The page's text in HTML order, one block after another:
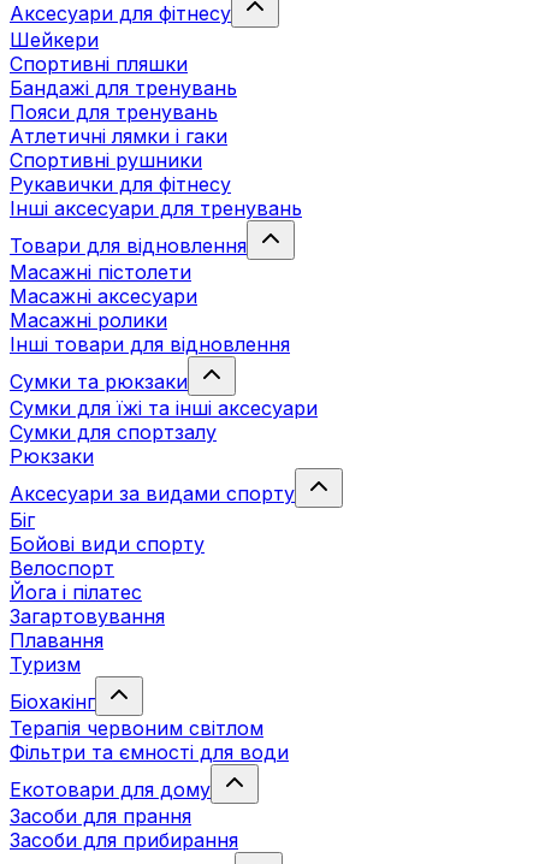
Аксесуари для фітнесу
Шейкери
Спортивні пляшки
Бандажі для тренувань
Пояси для тренувань
Атлетичні лямки і гаки
Спортивні рушники
Рукавички для фітнесу
Інші аксесуари для тренувань
Товари для відновлення
Масажні пістолети
Масажні аксесуари
Масажні ролики
Інші товари для відновлення
Сумки та рюкзаки
Сумки для їжі та інші аксесуари
Сумки для спортзалу
Рюкзаки
Аксесуари за видами спорту
Біг
Бойові види спорту
Велоспорт
Йога і пілатес
Загартовування
Плавання
Туризм
Біохакінг
Терапія червоним світлом
Фільтри та ємності для води
Екотовари для дому
Засоби для прання
Засоби для прибирання